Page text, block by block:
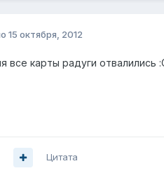
15 октября, 2012
все карты радуги отвалились
Цитата